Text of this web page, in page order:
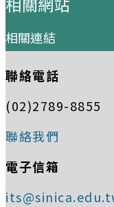
相關連結
聯絡電話
(02)2789-8855
聯絡我們
電子信箱